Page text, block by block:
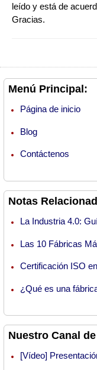
leído y está de
Gracias.
Menú Principal:
Página de inicio
Blog
Contáctenos
Notas
La Industria 4.0:
Las 10 Fábricas
Certificación ISO
¿Qué es una
Nuestro Canal
[Vídeo]